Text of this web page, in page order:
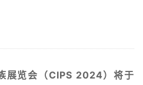
展览会（CIPS 2024）将于